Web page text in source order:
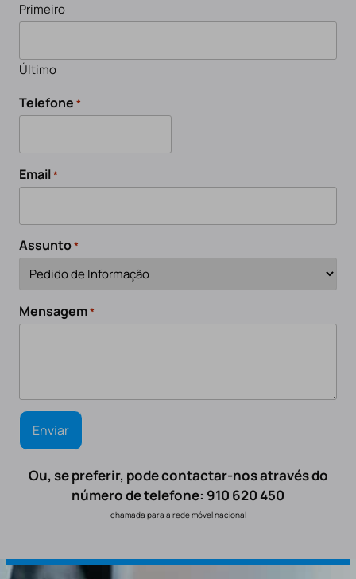
Primeiro
Último
Telefone *
Email*
Assunto*
Mensagem*
Ou, se preferir, pode contactar-nos através do
número de telefone: 910 620 450
chamada para a rede móvel nacional